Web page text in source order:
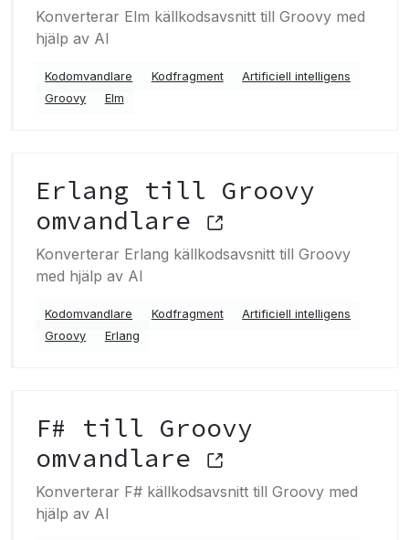
Konverterar Elm källkodsavsnitt till Groovy med
hjälp av AI
Kodomvandlare Kodfragment
Artificiell intelligens
Groovy
Elm
Erlang till Groovy
omvandlare
Konverterar Erlang källkodsavsnitt till Groovy
med hjälp av AI
Kodomvandlare Kodfragment
Artificiell intelligens
Groovy
Erlang
F# till Groovy
omvandlare
Konverterar F# källkodsavsnitt till Groovy med
hjälp av AI